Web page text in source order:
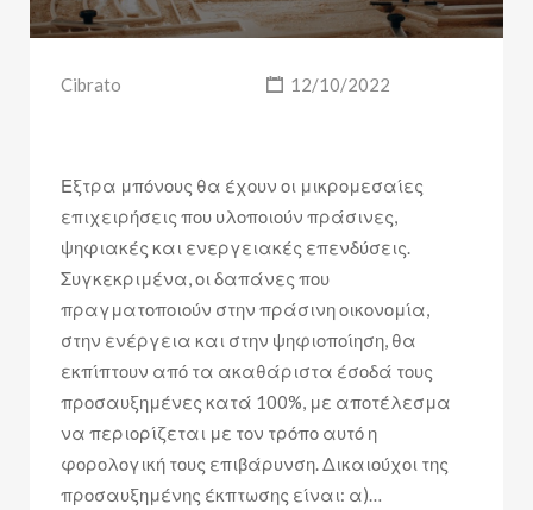
Cibrato 12/10/2022
Εξτρα μπόνους θα έχουν οι μικρομεσαίες
επιχειρήσεις που υλοποιούν πράσινες,
ψηφιακές και ενεργειακές επενδύσεις.
Συγκεκριμένα, οι δαπάνες που
πραγματοποιούν στην πράσινη οικονομία,
στην ενέργεια και στην ψηφιοποίηση, θα
εκπίπτουν από τα ακαθάριστα έσοδά τους
προσαυξημένες κατά 100%, με αποτέλεσμα
να περιορίζεται με τον τρόπο αυτό η
φορολογική τους επιβάρυνση. Δικαιούχοι της
προσαυξημένης έκπτωσης είναι: α)…